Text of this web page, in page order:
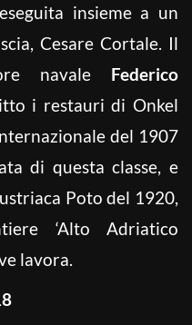
insieme a un
Cesare Cortale. Il
navale Federico
i restauri di Onkel
del 1907
di questa classe, e
Poto del 1920,
‘Alto Adriatico
lavora.